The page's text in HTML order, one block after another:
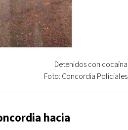
Detenidos con cocaína
Foto: Concordia Policiales
hacia